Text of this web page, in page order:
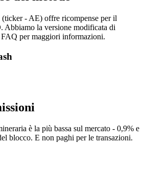
- AE) offre ricompense per il
Abbiamo la versione modificata di
per maggiori informazioni.
è la più bassa sul mercato - 0,9% e
blocco. E non paghi per le transazioni.